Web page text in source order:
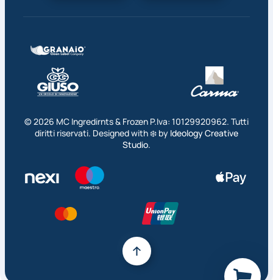
©2026 MC Ingredirnts & Frozen P.Iva: 10129920962. Tutti
diritti riservati. Designed with ❄️ by Ideology Creative
Studio.